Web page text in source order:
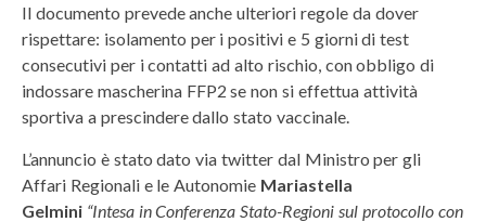
Il documento prevede anche ulteriori regole da dover
rispettare: isolamento per i positivi e 5 giorni di test
consecutivi per i contatti ad alto rischio, con obbligo di
indossare mascherina FFP2 se non si effettua attività
sportiva a prescindere dallo stato vaccinale.
L’annuncio è stato dato via twitter dal Ministro per gli
Affari Regionali e le Autonomie Mariastella
Gelmini “Intesa in Conferenza Stato-Regioni sul protocollo con